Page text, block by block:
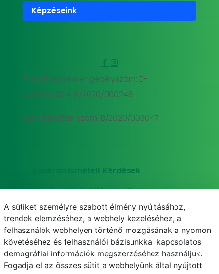
Képzéseink
Felnőttképzési engedélyszám: E-
000293/2014, E/2020/000248
Nyilvántartási szám: B/2020/003047
Gyakran Ismételt Kérdések
Adatkezelési tájékoztató
Süti (cookie) tájékoztató
E-mail Telefonkönyv NEPTUN E-learning
A sütiket személyre szabott élmény nyújtásához,
trendek elemzéséhez, a webhely kezeléséhez, a
felhasználók webhelyen történő mozgásának a nyomon
követéséhez és felhasználói bázisunkkal kapcsolatos
demográfiai információk megszerzéséhez használjuk.
Fogadja el az összes sütit a webhelyünk által nyújtott